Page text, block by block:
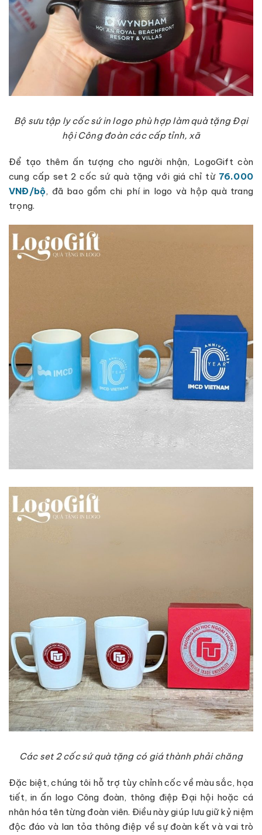
Bộ sưu tập ly cốc sứ in logo phù hợp làm quà tặng Đại
hội Công đoàn các cấp tỉnh, xã
Để tạo thêm ấn tượng cho người nhận, LogoGift còn
cung cấp set 2 cốc sứ quà tặng với giá chỉ từ 76.000
VNĐ/bộ, đã bao gồm chi phí in logo và hộp quà trang
trọng.
Các set 2 cốc sứ quà tặng có giá thành phải chăng
Đặc biệt, chúng tôi hỗ trợ tùy chỉnh cốc về màu sắc, họa
tiết, in ấn logo Công đoàn, thông điệp Đại hội hoặc cá
nhân hóa tên từng đoàn viên. Điều này giúp lưu giữ kỷ niệm
độc đáo và lan tỏa thông điệp về sự đoàn kết và vai trò